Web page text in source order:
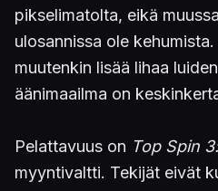
pikselimatolta, eikä
ulosannissa ole
muutenkin lisää lihaa
äänimaailma on
Pelattavuus on Top Spin
myyntivaltti. Tekijät eivät